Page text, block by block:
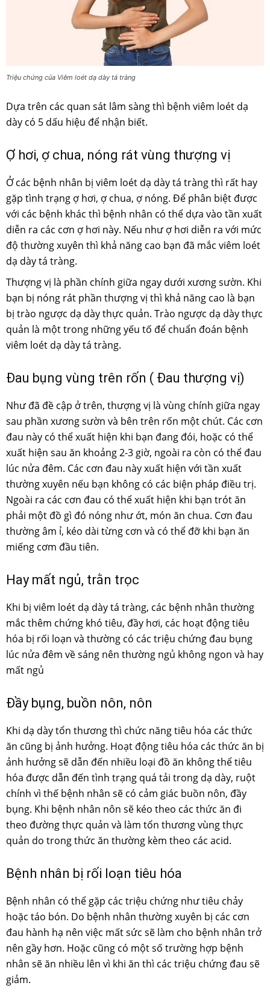
Triệu chứng của Viêm loét dạ dày tá tràng
Dựa trên các quan sát lâm sàng thì bệnh viêm loét dạ
dày có 5 dấu hiệu để nhận biết.
Ợ hơi, ợ chua, nóng rát vùng thượng vị
Ở các bệnh nhân bị viêm loét dạ dày tá tràng thì rất hay
gặp tình trạng ợ hơi, ợ chua, ợ nóng. Để phân biệt được
với các bệnh khác thì bệnh nhân có thể dựa vào tần xuất
diễn ra các cơn ợ hơi này. Nếu như ợ hơi diễn ra với mức
độ thường xuyên thì khả năng cao bạn đã mắc viêm loét
dạ dày tá tràng.
Thượng vị là phần chính giữa ngay dưới xương sườn. Khi
bạn bị nóng rát phần thượng vị thì khả năng cao là bạn
bị trào ngược dạ dày thực quản. Trào ngược dạ dày thực
quản là một trong những yếu tố để chuẩn đoán bệnh
viêm loét dạ dày tá tràng.
Đau bụng vùng trên rốn ( Đau thượng vị)
Như đã đề cập ở trên, thượng vị là vùng chính giữa ngay
sau phần xương sườn và bên trên rốn một chút. Các cơn
đau này có thể xuất hiện khi bạn đang đói, hoặc có thể
xuất hiện sau ăn khoảng 2-3 giờ, ngoài ra còn có thể đau
lúc nửa đêm. Các cơn đau này xuất hiện với tần xuất
thường xuyên nếu bạn không có các biện pháp điều trị.
Ngoài ra các cơn đau có thể xuất hiện khi bạn trót ăn
phải một đồ gì đó nóng như ớt, món ăn chua. Cơn đau
thường âm ỉ, kéo dài từng cơn và có thể đỡ khi bạn ăn
miếng cơm đầu tiên.
Hay mất ngủ, trằn trọc
Khi bị viêm loét dạ dày tá tràng, các bệnh nhân thường
mắc thêm chứng khó tiêu, đầy hơi, các hoạt động tiêu
hóa bị rối loạn và thường có các triệu chứng đau bụng
lúc nửa đêm về sáng nên thường ngủ không ngon và hay
mất ngủ
Đầy bụng, buồn nôn, nôn
Khi dạ dày tổn thương thì chức năng tiêu hóa các thức
ăn cũng bị ảnh hưởng. Hoạt động tiêu hóa các thức ăn bị
ảnh hưởng sẽ dẫn đến nhiều loại đồ ăn không thể tiêu
hóa được dẫn đến tình trạng quá tải trong dạ dày, ruột
chính vì thế bệnh nhân sẽ có cảm giác buồn nôn, đầy
bụng. Khi bệnh nhân nôn sẽ kéo theo các thức ăn đi
theo đường thực quản và làm tổn thương vùng thực
quản do trong thức ăn thường kèm theo các acid.
Bệnh nhân bị rối loạn tiêu hóa
Bệnh nhân có thể gặp các triệu chứng như tiêu chảy
hoặc táo bón. Do bệnh nhân thường xuyên bị các cơn
đau hành hạ nên việc mất sức sẽ làm cho bệnh nhân trở
nên gầy hơn. Hoặc cũng có một số trường hợp bệnh
nhân sẽ ăn nhiều lên vì khi ăn thì các triệu chứng đau sẽ
giảm.